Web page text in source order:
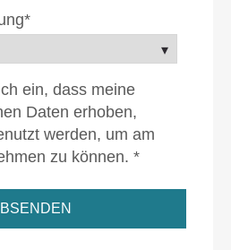
*
ein, dass meine
Daten erhoben,
werden, um am
zu können. *